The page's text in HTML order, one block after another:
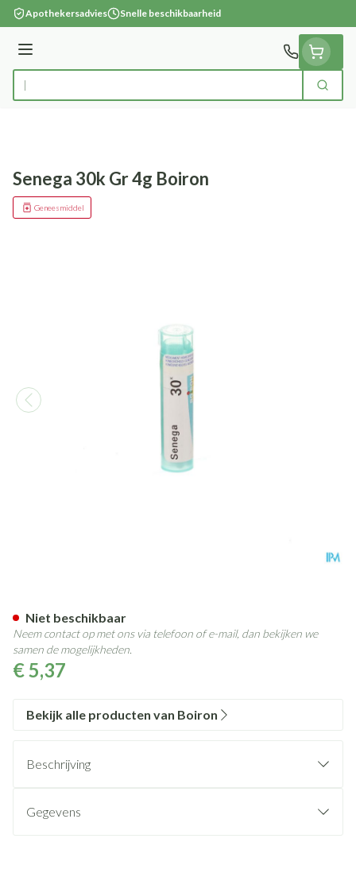
Ga naar de inhoud
Apothekersadvies Snelle beschikbaarheid
Menu
Product, merk, categorie... Zoek
Senega 30k Gr 4g Boiron
Geneesmiddel
€ 5,37
Niet beschikbaar
Neem contact op met ons via telefoon of e-mail, dan bekijken we
samen de mogelijkheden.
Bekijk alle producten van Boiron
Beschrijving
Gegevens